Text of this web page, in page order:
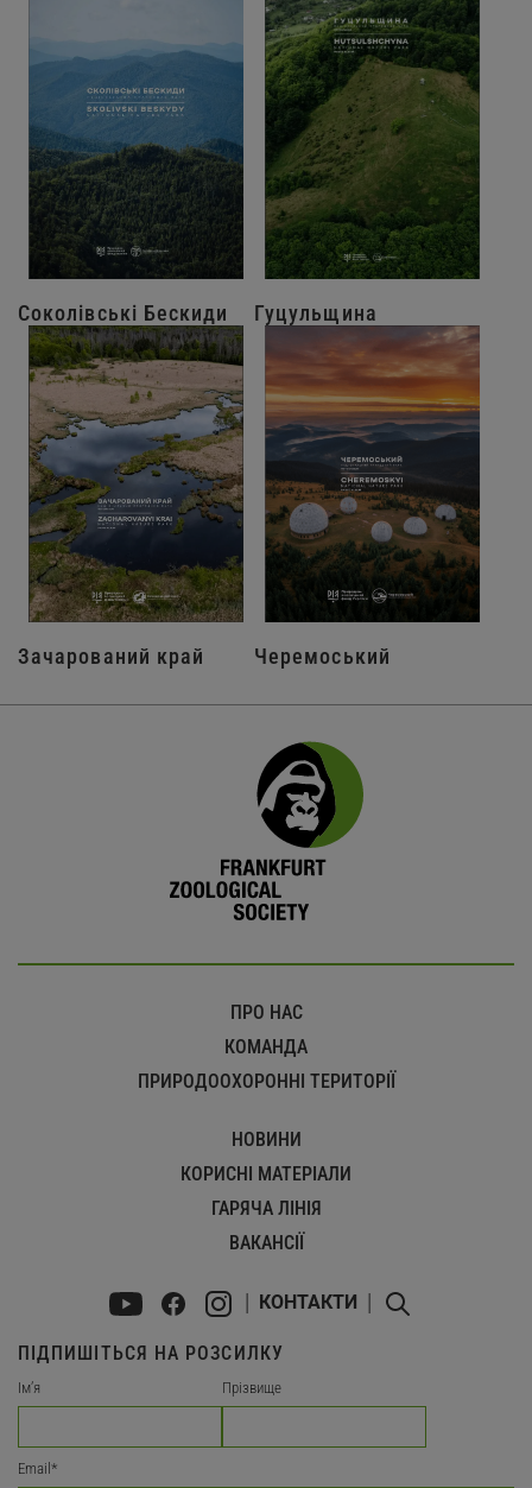
Соколівські Бескиди Гуцульщина
Зачарований край Черемоський
ПРО НАС
КОМАНДА
ПРИРОДООХОРОННІ ТЕРИТОРІЇ
НОВИНИ
КОРИСНІ МАТЕРІАЛИ
ГАРЯЧА ЛІНІЯ
ВАКАНСІЇ
КОНТАКТИ
ПІДПИШІТЬСЯ НА РОЗСИЛКУ
Імʼя Прізвище
Email *